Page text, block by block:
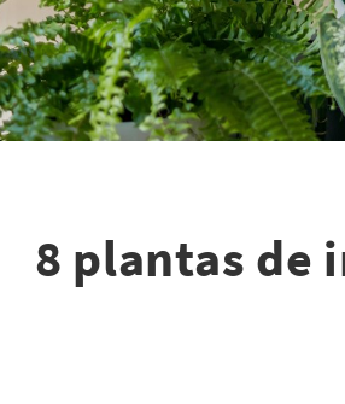
8 plantas de